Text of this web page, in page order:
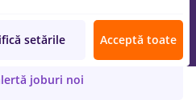
SRL
joburi noi
setările Acceptă toate